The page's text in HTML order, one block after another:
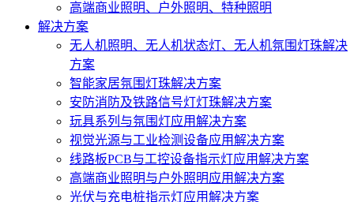
高端商业照明、户外照明、特种照明
解决方案
无人机照明、无人机状态灯、无人机氛围灯珠解决
方案
智能家居氛围灯珠解决方案
安防消防及铁路信号灯灯珠解决方案
玩具系列与氛围灯应用解决方案
视觉光源与工业检测设备应用解决方案
线路板PCB与工控设备指示灯应用解决方案
高端商业照明与户外照明应用解决方案
光伏与充电桩指示灯应用解决方案